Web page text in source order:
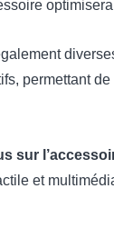
permettant
sur
et